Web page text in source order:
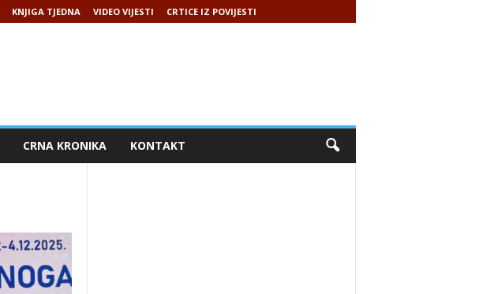
KNJIGA TJEDNA VIDEO VIJESTI CRTICE IZ POVIJESTI
CRNA KRONIKA KONTAKT